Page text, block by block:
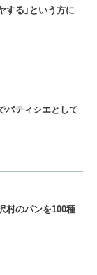
する」という方に
ティシエとして
村のパンを100種